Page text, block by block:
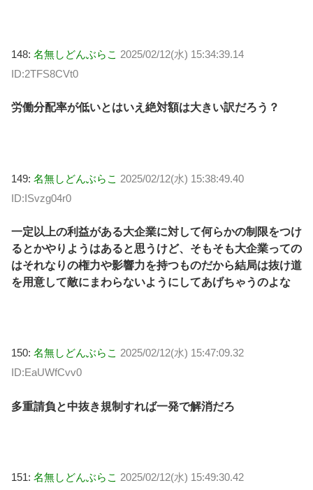
148: 名無しどんぶらこ 2025/02/12(水) 15:34:39.14
ID:2TFS8CVt0
労働分配率が低いとはいえ絶対額は大きい訳だろう？
149: 名無しどんぶらこ 2025/02/12(水) 15:38:49.40
ID:ISvzg04r0
一定以上の利益がある大企業に対して何らかの制限をつけ
るとかやりようはあると思うけど、そもそも大企業っての
はそれなりの権力や影響力を持つものだから結局は抜け道
を用意して敵にまわらないようにしてあげちゃうのよな
150: 名無しどんぶらこ 2025/02/12(水) 15:47:09.32
ID:EaUWfCvv0
多重請負と中抜き規制すれば一発で解消だろ
151: 名無しどんぶらこ 2025/02/12(水) 15:49:30.42